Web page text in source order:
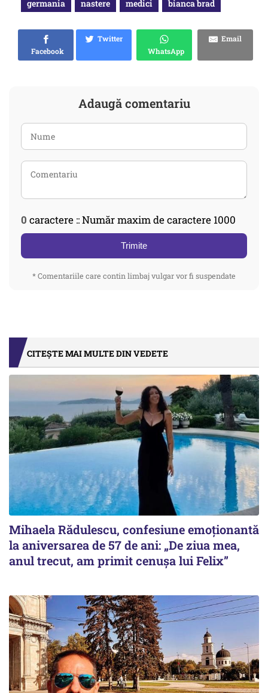
germania nastere medici bianca brad
Facebook
Twitter
WhatsApp
Email
Adaugă comentariu
0 caractere :: Număr maxim de caractere 1000
Trimite
* Comentariile care contin limbaj vulgar vor fi suspendate
CITEȘTE MAI MULTE DIN VEDETE
Mihaela Rădulescu, confesiune emoționantă
la aniversarea de 57 de ani: „De ziua mea,
anul trecut, am primit cenușa lui Felix”